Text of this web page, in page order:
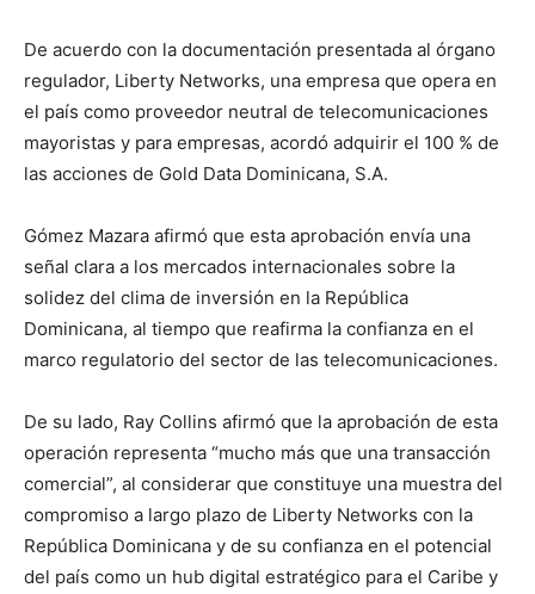
De acuerdo con la documentación presentada al órgano
regulador, Liberty Networks, una empresa que opera en
el país como proveedor neutral de telecomunicaciones
mayoristas y para empresas, acordó adquirir el 100 % de
las acciones de Gold Data Dominicana, S.A.
Gómez Mazara afirmó que esta aprobación envía una
señal clara a los mercados internacionales sobre la
solidez del clima de inversión en la República
Dominicana, al tiempo que reafirma la confianza en el
marco regulatorio del sector de las telecomunicaciones.
De su lado, Ray Collins afirmó que la aprobación de esta
operación representa “mucho más que una transacción
comercial”, al considerar que constituye una muestra del
compromiso a largo plazo de Liberty Networks con la
República Dominicana y de su confianza en el potencial
del país como un hub digital estratégico para el Caribe y